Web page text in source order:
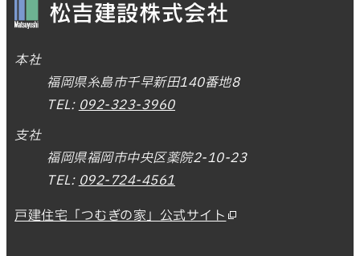
本社
福岡県糸島市千早新田140番地8
TEL: 092-323-3960
支社
福岡県福岡市中央区薬院2-10-23
TEL:092-724-4561
戸建住宅「つむぎの家」公式サイト